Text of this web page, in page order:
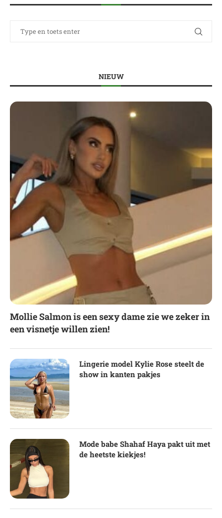
NIEUW
Mollie Salmon is een sexy dame zie we zeker in
een visnetje willen zien!
Lingerie model Kylie Rose steelt de
show in kanten pakjes
Mode babe Shahaf Haya pakt uit met
de heetste kiekjes!